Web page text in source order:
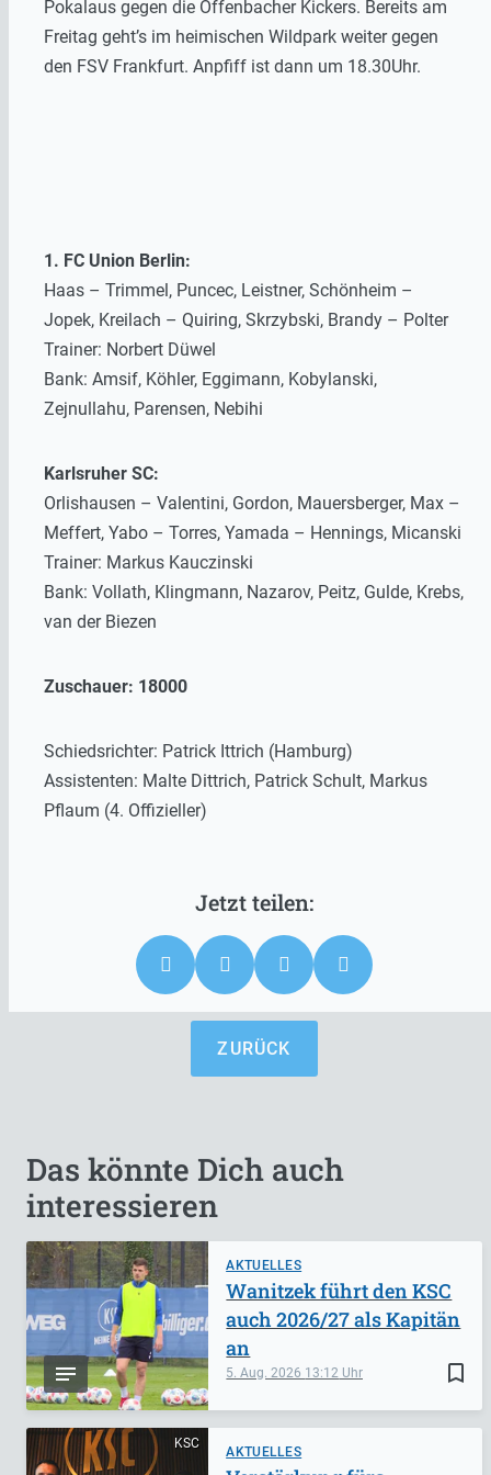
Pokalaus gegen die Offenbacher Kickers. Bereits am
Freitag geht’s im heimischen Wildpark weiter gegen
den FSV Frankfurt. Anpfiff ist dann um 18.30Uhr.
1. FC Union Berlin:
Haas – Trimmel, Puncec, Leistner, Schönheim –
Jopek, Kreilach – Quiring, Skrzybski, Brandy – Polter
Trainer: Norbert Düwel
Bank: Amsif, Köhler, Eggimann, Kobylanski,
Zejnullahu, Parensen, Nebihi
Karlsruher SC:
Orlishausen – Valentini, Gordon, Mauersberger, Max –
Meffert, Yabo – Torres, Yamada – Hennings, Micanski
Trainer: Markus Kauczinski
Bank: Vollath, Klingmann, Nazarov, Peitz, Gulde, Krebs,
van der Biezen
Zuschauer: 18000
Schiedsrichter: Patrick Ittrich (Hamburg)
Assistenten: Malte Dittrich, Patrick Schult, Markus
Pflaum (4. Offizieller)
ZURÜCK
Das könnte Dich auch
interessieren
AKTUELLES
bookmark_border
5. Aug. 2026 13:12
Wanitzek führt den KSC
auch 2026/27 als Kapitän
an
KSC
AKTUELLES